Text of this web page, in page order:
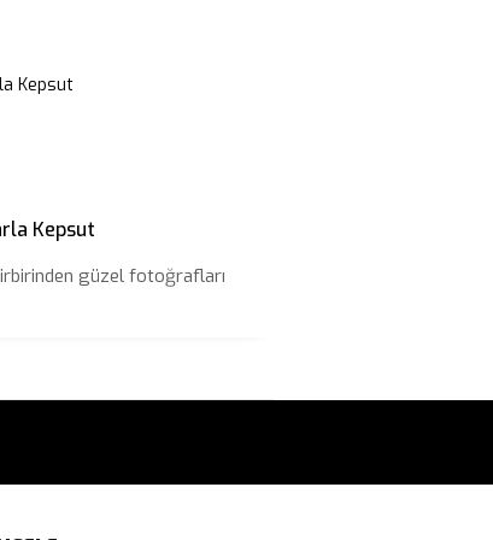
Kepsut
güzel fotoğrafları